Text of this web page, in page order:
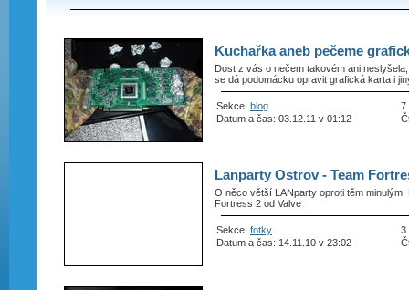
Kuchařka aneb pečeme
Dost z vás o nečem takovém ani
se dá podomácku opravit grafická karta i
Sekce: blog
7
Datum a čas: 03.12.11 v 01:12
Lanparty Ostrov - Team
O něco větší LANparty oproti těm
Fortress 2 od Valve
Sekce: fotky
3
Datum a čas: 14.11.10 v 23:02